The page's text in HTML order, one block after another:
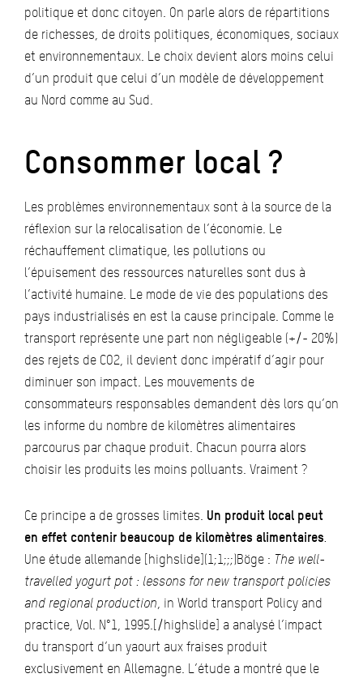
politique et donc citoyen. On parle alors de répartitions
de richesses, de droits politiques, économiques, sociaux
et environnementaux. Le choix devient alors moins celui
d’un produit que celui d’un modèle de développement
au Nord comme au Sud.
Consommer local ?
Les problèmes environnementaux sont à la source de la
réflexion sur la relocalisation de l’économie. Le
réchauffement climatique, les pollutions ou
l’épuisement des ressources naturelles sont dus à
l’activité humaine. Le mode de vie des populations des
pays industrialisés en est la cause principale. Comme le
transport représente une part non négligeable (+/- 20%)
des rejets de CO2, il devient donc impératif d’agir pour
diminuer son impact. Les mouvements de
consommateurs responsables demandent dès lors qu’on
les informe du nombre de kilomètres alimentaires
parcourus par chaque produit. Chacun pourra alors
choisir les produits les moins polluants. Vraiment ?
Ce principe a de grosses limites. Un produit local peut
en effet contenir beaucoup de kilomètres alimentaires.
Une étude allemande [highslide](1;1;;;)Böge : The well-
travelled yogurt pot : lessons for new transport policies
and regional production, in World transport Policy and
practice, Vol. N°1, 1995.[/highslide] a analysé l’impact
du transport d’un yaourt aux fraises produit
exclusivement en Allemagne. L’étude a montré que le